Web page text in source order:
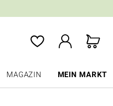
MAGAZIN MEIN MARKT